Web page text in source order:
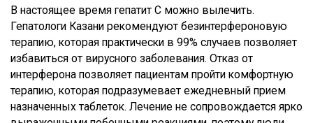
В настоящее время гепатит С можно вылечить.
Гепатологи Казани рекомендуют безинтерфероновую
терапию, которая практически в 99% случаев позволяет
избавиться от вирусного заболевания. Отказ от
интерферона позволяет пациентам пройти комфортную
терапию, которая подразумевает ежедневный прием
назначенных таблеток. Лечение не сопровождается ярко